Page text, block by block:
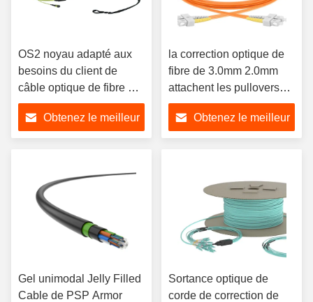
OS2 noyau adapté aux
besoins du client de
câble optique de fibre de
l'épine dorsale MPO
Obtenez le meilleur
la correction optique de
fibre de 3.0mm 2.0mm
attachent les pullovers
recto de fibre de mode
unitaireObtenez le meilleur
Gel unimodal Jelly Filled
Cable de PSP Armor
Sortance optique de
corde de correction de